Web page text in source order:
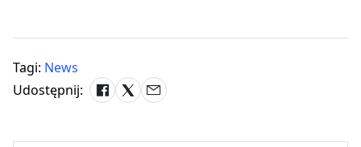
Tagi: News
Udostępnij: